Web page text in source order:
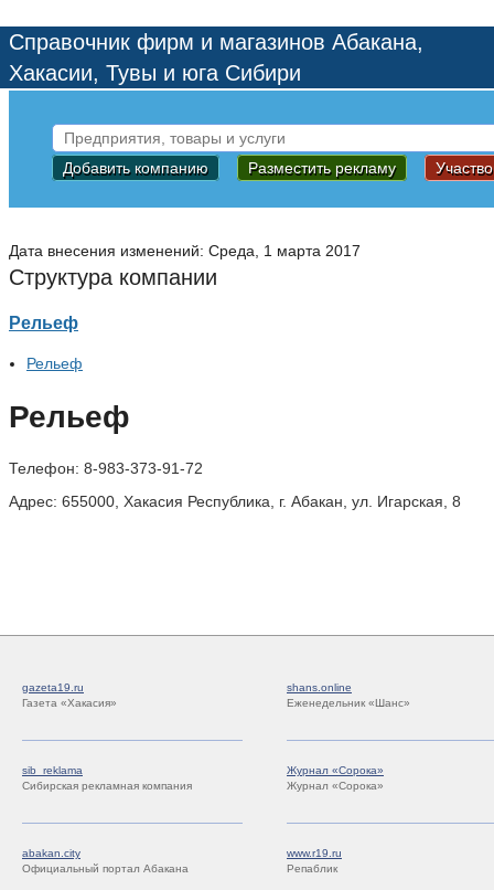
Справочник фирм и магазинов Абакана,
Хакасии, Тувы и юга Сибири
Добавить компанию Разместить рекламу
Дата внесения изменений: Среда, 1 марта 2017
Структура компании
Рельеф
Рельеф
Рельеф
Телефон: 8-983-373-91-72
Адрес: 655000, Хакасия Республика, г. Абакан, ул. Игарская, 8
gazeta19.ru
Газета «Хакасия»
shans.online
Еженедельник «Шанс»
sib_reklama
Сибирская рекламная компания
Журнал «Сорока»
Журнал «Сорока»
abakan.city
Официальный портал Абакана
www.r19.ru
Репаблик